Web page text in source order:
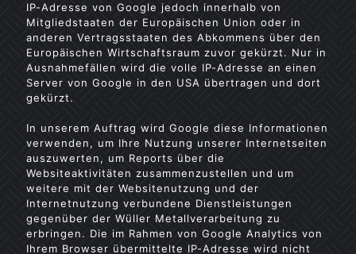
IP-Adresse von Google jedoch innerhalb von
Mitgliedstaaten der Europäischen Union oder in
anderen Vertragsstaaten des Abkommens über den
Europäischen Wirtschaftsraum zuvor gekürzt. Nur in
Ausnahmefällen wird die volle IP-Adresse an einen
Server von Google in den USA übertragen und dort
gekürzt.
In unserem Auftrag wird Google diese Informationen
verwenden, um Ihre Nutzung unserer Internetseiten
auszuwerten, um Reports über die
Websiteaktivitäten zusammenzustellen und um
weitere mit der Websitenutzung und der
Internetnutzung verbundene Dienstleistungen
gegenüber der Wüller Metallverarbeitung zu
erbringen. Die im Rahmen von Google Analytics von
Ihrem Browser übermittelte IP-Adresse wird nicht